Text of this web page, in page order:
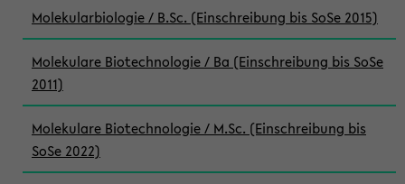
Molekularbiologie / B.Sc. (Einschreibung bis SoSe 2015)
Molekulare Biotechnologie / Ba (Einschreibung bis SoSe
2011)
Molekulare Biotechnologie / M.Sc. (Einschreibung bis
SoSe 2022)